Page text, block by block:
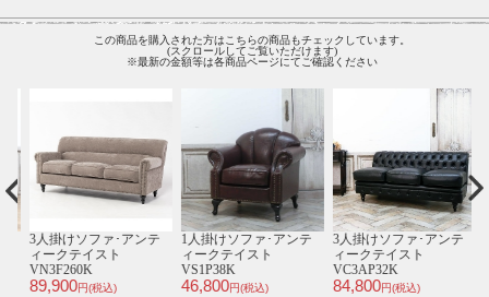
この商品を購入された方はこちらの商品もチェックしています。
(スクロールしてご覧いただけます)
※最新の金額等は各商品ページにてご確認ください
3人掛けソファ･アンテ
ィークテイスト
VN3F260K
89,900円(税込)
1人掛けソファ･アンテ
ィークテイスト
VS1P38K
46,800円(税込)
3人掛けソファ･アンテ
ィークテイスト
VC3AP32K
84,800円(税込)